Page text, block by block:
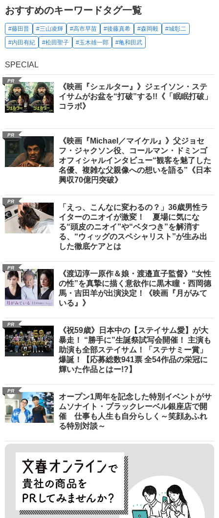
おすすめのキーワードタグ一覧
#藤田晋 #三山凌輝 #高市早苗 #後藤真希 #森岡毅
#城彰二
#内田有紀
#松田聖子 #玉木雄一郎 #亀和田武
SPECIAL
PR
《映画『シェルター』》ジェイソン・ステ
イサムがお盆を“打破”する!!《「眠眠打破」
コラボ》
PR
《映画『Michael／マイケル』》父ジョセ
フ・ジャクソン役、コールマン・ドミンゴ
オフィシャルインタビュー“観客を魅了した
名優、複雑な父親像への想いを語る”《日本
興収70億円突破》
PR
「えっ、こんなに変わるの？」36歳男性ラ
イターのニオイが激変！ 夏場に気にな
る“頭皮のニオイ”や“ベタつき”を解消す
る、“ウィッグのスペシャリスト”が生み出
した徹底ケアとは
PR
《渡辺淳一原作＆娘・渡邉直子監督》“女性
の性”を真摯に描く意欲作に黒木瞳・西岡德
馬・吉田羊が出演決定！《映画『月がみて
いる』》
PR
《祝59歳》日本中の【ステイサム愛】が大
暴走！ “勝手に”生誕祭試写会開催！ 主演も
助演も全部ステイサム！「ステサミー賞」
爆誕！【応募総数941票 全54作品の栄冠に
輝いた作品とはー!?】
PR
オープン1周年を記念した特別イベントがサ
ムソナイト・ブラックレーベル銀座店で開
催 仕事も人生も自分らしく～笑顔あふれ
る特別対談～